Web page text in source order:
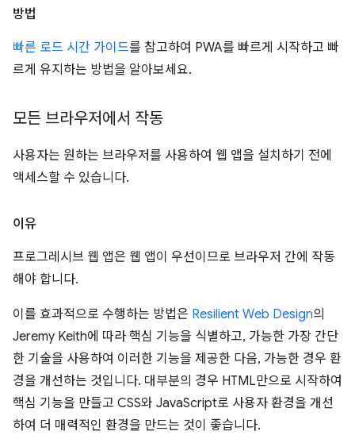
방법
빠른 로드 시간 가이드를 참고하여 PWA를 빠르게 시작하고 빠
르게 유지하는 방법을 알아보세요.
모든 브라우저에서 작동
사용자는 원하는 브라우저를 사용하여 웹 앱을 설치하기 전에
액세스할 수 있습니다.
이유
프로그레시브 웹 앱은 웹 앱이 우선이므로 브라우저 간에 작동
해야 합니다.
이를 효과적으로 수행하는 방법은 Resilient Web Design의
Jeremy Keith에 따라 핵심 기능을 식별하고, 가능한 가장 간단
한 기술을 사용하여 이러한 기능을 제공한 다음, 가능한 경우 환
경을 개선하는 것입니다. 대부분의 경우 HTML만으로 시작하여
핵심 기능을 만들고 CSS와 JavaScript로 사용자 환경을 개선
하여 더 매력적인 환경을 만드는 것이 좋습니다.